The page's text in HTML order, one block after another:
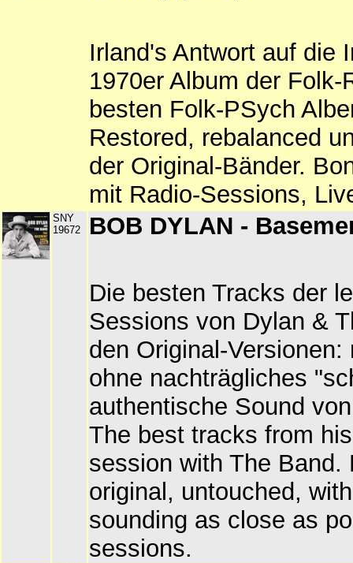
Irland's Antwort auf die
1970er Album der
besten Folk-PSych
Restored, rebalanced
der Original-Bänder.
mit Radio-Sessions,
SNY
19672
BOB DYLAN -
Die besten Tracks der
Sessions von Dylan &
den Original-
ohne nachträgliches
authentische Sound
The best tracks from
session with The Band.
original, untouched,
sounding as close as
sessions.